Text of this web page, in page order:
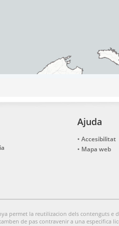
. Obre en una nova finestra.
Ajuda
Accesibilitat
Mapa web
permet la reutilizacion dels contenguts
de pas contravenir a una especifica